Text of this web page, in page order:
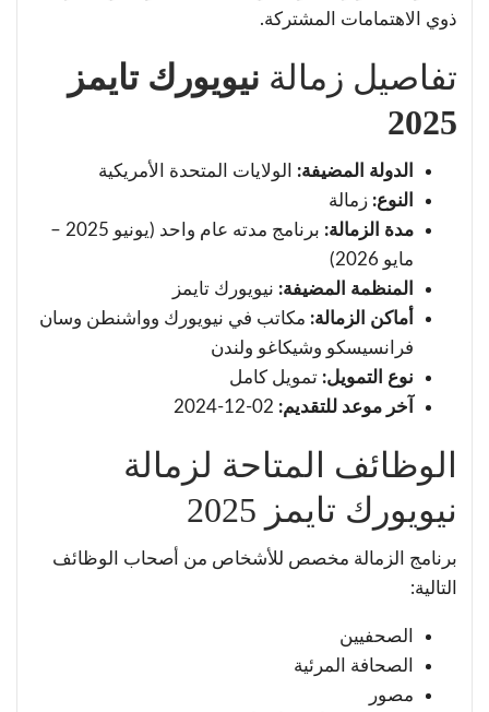
ذوي الاهتمامات المشتركة.
تفاصيل زمالة نيويورك تايمز
2025
الدولة المضيفة: الولايات المتحدة الأمريكية
النوع: زمالة
مدة الزمالة:
برنامج مدته عام واحد (يونيو 2025 –
مايو 2026)
المنظمة المضيفة: نيويورك تايمز
أماكن الزمالة: مكاتب في نيويورك وواشنطن وسان
فرانسيسكو وشيكاغو ولندن
نوع التمويل: تمويل كامل
آخر موعد للتقديم: 02-12-2024
الوظائف المتاحة لزمالة
نيويورك تايمز 2025
برنامج الزمالة مخصص للأشخاص من أصحاب الوظائف
التالية:
الصحفيين
الصحافة المرئية
مصور